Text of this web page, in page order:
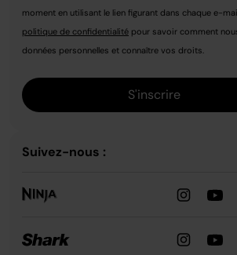
moment en utilisant le lien figurant dans chaque e-
politique de confidentialité pour savoir comment
données personnelles et connaître vos droits.
S'inscrire
Suivez-nous :